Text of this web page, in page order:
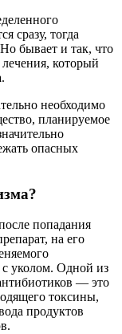
сразу, тогда
бывает и так, что
который
необходимо
планируемое
опасных
попадания
на его
с уколом. Одной из
— это
токсины,
продуктов